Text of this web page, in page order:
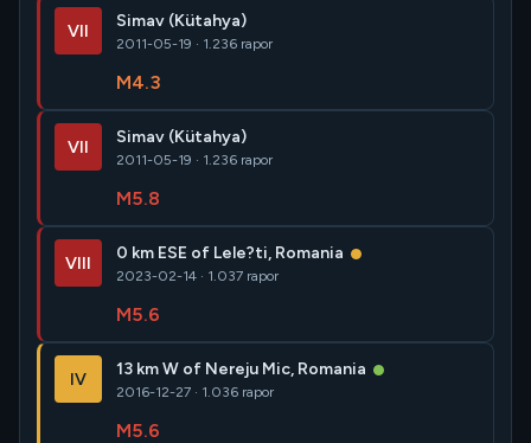
VII
Simav (Kütahya)
2011-05-19 · 1.236 rapor
M4.3
VII
Simav (Kütahya)
2011-05-19 · 1.236 rapor
M5.8
VIII
0 km ESE of Lele?ti, Romania
2023-02-14 · 1.037 rapor
M5.6
IV
13 km W of Nereju Mic, Romania
2016-12-27 · 1.036 rapor
M5.6